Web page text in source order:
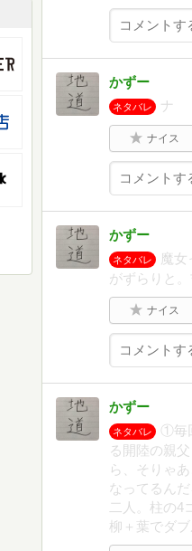
かずー
ネタバレ ナ
ナイス
かずー
ネタバレ
魔女
がずらりと
ナイス
かずー
ネタバレ
①毎
る開陸の親
ら、そりゃ
なってるん
二人。柱の4
柳＋葉でダ